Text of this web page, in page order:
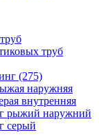
труб
(275)
наружняя
внутренняя
рыжий наружний
серый